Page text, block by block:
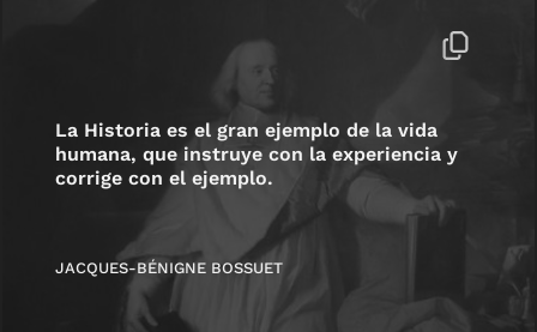
La Historia es el gran ejemplo de la vida
humana, que instruye con la experiencia y
corrige con el ejemplo.
JACQUES-BÉNIGNE BOSSUET